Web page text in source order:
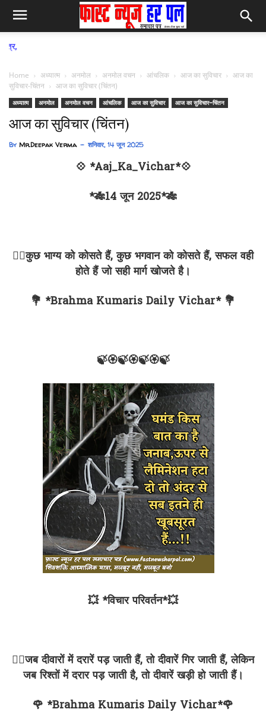
Home अध्यात्म अनमोल अनमोल वचन आंचलिक आज का सुविचार
आज का
सुविचार-चिंतन
आज का सुविचार (चिंतन)
अध्यात्म अनमोल अनमोल वचन आंचलिक आज का सुविचार आज का सुविचार-चिंतन
आज का सुविचार (चिंतन)
By Mr.Deepak Verma शनिवार, 14 जून 2025
💠 *Aaj_Ka_Vichar*💠
*🎋14 जून 2025*🎋
✍🏻कुछ भाग्य को कोसते हैं, कुछ भगवान को कोसते हैं, सफल वही
होते हैं जो सही मार्ग खोजते है।
💐 *Brahma Kumaris Daily Vichar* 💐
🍃🏵🍃🏵🍃🏵🍃
💥 *विचार परिवर्तन*💥
✍🏻जब दीवारों में दरारें पड़ जाती हैं, तो दीवारें गिर जाती हैं, लेकिन
जब रिश्तों में दरार पड़ जाती है, तो दीवारें खड़ी हो जाती हैं।
🌹 *Brahma Kumaris Daily Vichar*🌹